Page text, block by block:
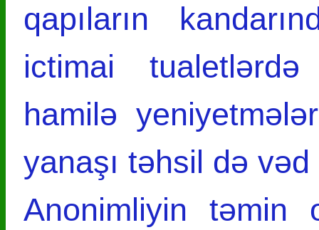
qapıların
ictimai
hamilə
yanaşı təhsil də vəd
Anonimliyin təmin